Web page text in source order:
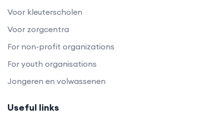
Voor kleuterscholen
Voor zorgcentra
For non-profit organizations
For youth organisations
Jongeren en volwassenen
Useful links